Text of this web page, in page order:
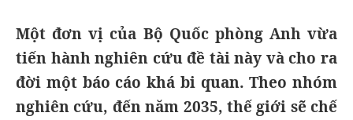
Một đơn vị của Bộ Quốc phòng Anh vừa
tiến hành nghiên cứu đề tài này và cho ra
đời một báo cáo khá bi quan. Theo nhóm
nghiên cứu, đến năm 2035, thế giới sẽ chế